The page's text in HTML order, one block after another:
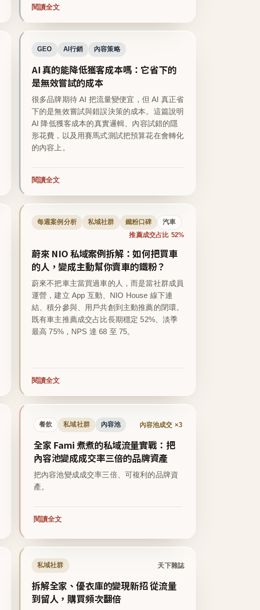
閱讀全文
GEO AI行銷 內容策略
AI 真的能降低獲客成本嗎：它省下的
是無效嘗試的成本
很多品牌期待 AI 把流量變便宜，但 AI 真正省
下的是無效嘗試與錯誤決策的成本。這篇說明
AI 降低獲客成本的真實邏輯、內容試錯的隱
形花費，以及用賽馬式測試把預算花在會轉化
的內容上。
閱讀全文
每週案例分析 私域社群 鐵粉口碑 汽車
推薦成交占比 52%
蔚來 NIO 私域案例拆解：如何把買車
的人，變成主動幫你賣車的鐵粉？
蔚來不把車主當買過車的人，而是當社群成員
運營，建立 App 互動、NIO House 線下連
結、積分參與、用戶共創到主動推薦的閉環。
既有車主推薦成交占比長期穩定 52%、淡季
最高 75%，NPS 達 68 至 75。
閱讀全文
餐飲 私域社群 內容池 內容池成交 ×3
全家 Fami 煮煮的私域流量實戰：把
內容池變成成交率三倍的品牌資產
把內容池變成成交率三倍、可複利的品牌資
產。
閱讀全文
私域社群 天下雜誌
拆解全家、優衣庫的變現新招 從流量
到留人，購買頻次翻倍